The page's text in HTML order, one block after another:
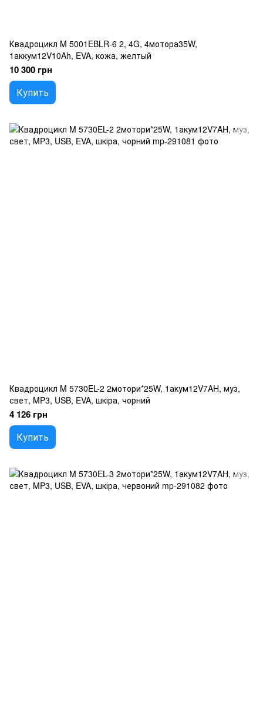
Квадроцикл M 5001EBLR-6 2, 4G, 4мотора35W,
1аккум12V10Ah, EVA, кожа, желтый
10 300 грн
Купить
Квадроцикл M 5730EL-2 2мотори*25W, 1акум12V7AH, муз,
свет, MP3, USB, EVA, шкіра, чорний
4 126 грн
Купить